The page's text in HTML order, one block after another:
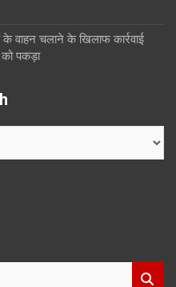
के वाहन चलाने के खिलाफ कार्रवाई
को पकड़ा